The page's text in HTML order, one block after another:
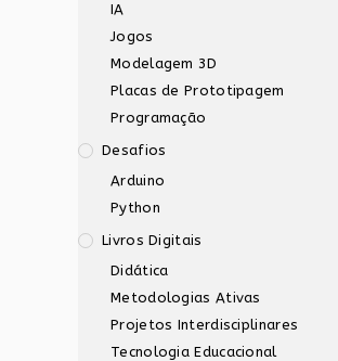
IA
Jogos
Modelagem 3D
Placas de Prototipagem
Programação
Desafios
Arduino
Python
Livros Digitais
Didática
Metodologias Ativas
Projetos Interdisciplinares
Tecnologia Educacional